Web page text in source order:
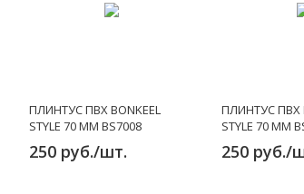
ПЛИНТУС ПВХ BONKEEL
STYLE 70 ММ BS7008
250 руб./шт.
ПЛИНТУС ПВХ
STYLE 70 ММ
250 руб./